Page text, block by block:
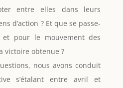
entre elles dans leurs
d’action ? Et que se passe-
pour le mouvement des
victoire obtenue ?
nous avons conduit
s’étalant entre avril et